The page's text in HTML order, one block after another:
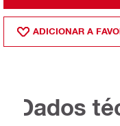
ADICIONAR A
Dados